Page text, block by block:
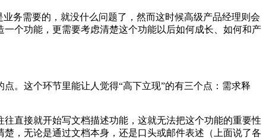
务需要的，就没什么问题了，然而这时候高级产品经理则会
个功能，更需要考虑清楚这个功能以后如何成长、如何和产
。这个环节里能让人觉得“高下立现”的有三个点：需求释
直接就开始写文档描述功能，这就无法把这个功能的重要性
，无论是通过文档本身，还是口头或邮件表述（上面说了各